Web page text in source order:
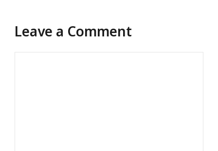
Leave a Comment